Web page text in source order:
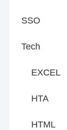
SSO
Tech
EXCEL
HTA
HTML